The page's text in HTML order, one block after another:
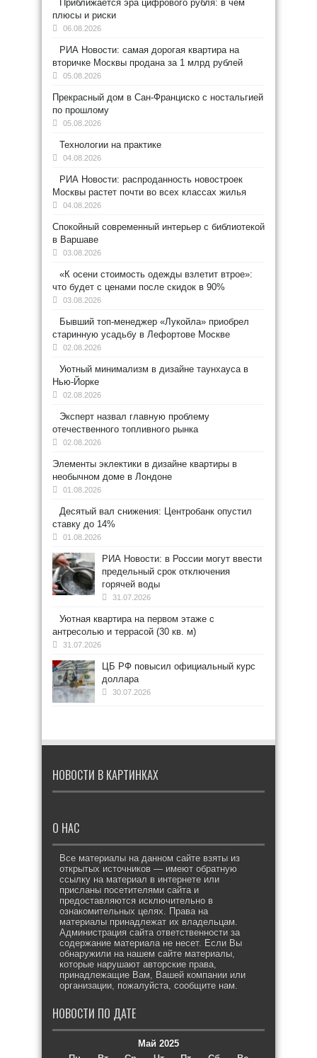
Приближается эра цифрового рубля: в чем
плюсы и риски
06.08.2026
РИА Новости: самая дорогая квартира на
вторичке Москвы продана за 1 млрд рублей
05.08.2026
Прекрасный дом в Сан-Франциско с ностальгией
по прошлому
05.08.2026
Технологии на практике
04.08.2026
РИА Новости: распроданность новостроек
Москвы растет почти во всех классах жилья
04.08.2026
Спокойный современный интерьер с библиотекой
в Варшаве
03.08.2026
«К осени стоимость одежды взлетит втрое»:
что будет с ценами после скидок в 90%
03.08.2026
Бывший топ-менеджер «Лукойла» приобрел
старинную усадьбу в Лефортове Москве
02.08.2026
Уютный минимализм в дизайне таунхауса в
Нью-Йорке
02.08.2026
Эксперт назвал главную проблему
отечественного топливного рынка
02.08.2026
Элементы эклектики в дизайне квартиры в
необычном доме в Лондоне
01.08.2026
Десятый вал снижения: Центробанк опустил
ставку до 14%
01.08.2026
РИА Новости: в России могут ввести
предельный срок отключения
горячей воды
31.07.2026
Уютная квартира на первом этаже с
антресолью и террасой (30 кв. м)
31.07.2026
ЦБ РФ повысил официальный курс
доллара
30.07.2026
НОВОСТИ В КАРТИНКАХ
О НАС
Все материалы на данном сайте взяты из
открытых источников — имеют обратную
ссылку на материал в интернете или
присланы посетителями сайта и
предоставляются исключительно в
ознакомительных целях. Права на
материалы принадлежат их владельцам.
Администрация сайта ответственности за
содержание материала не несет. Если Вы
обнаружили на нашем сайте материалы,
которые нарушают авторские права,
принадлежащие Вам, Вашей компании или
организации, пожалуйста, сообщите нам.
НОВОСТИ ПО ДАТЕ
Май 2025